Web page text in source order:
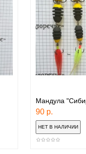
Мандула
90 р.